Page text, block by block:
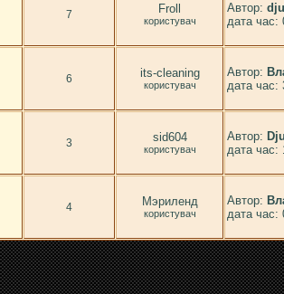
7 Froll
користувач
Автор:
дата час:
6 its-cleaning
користувач
Автор:
дата час:
3 sid604
користувач
Автор:
дата час:
4 Мэриленд
користувач
Автор:
дата час: